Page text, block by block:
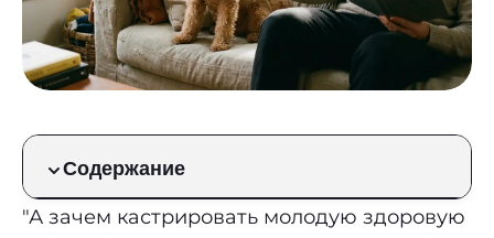
"А зачем кастрировать молодую здоровую
Содержание